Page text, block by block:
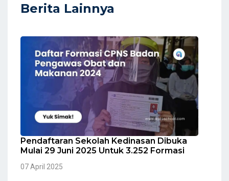
Berita Lainnya
Pendaftaran Sekolah Kedinasan Dibuka
Mulai 29 Juni 2025 Untuk 3.252 Formasi
07 April 2025